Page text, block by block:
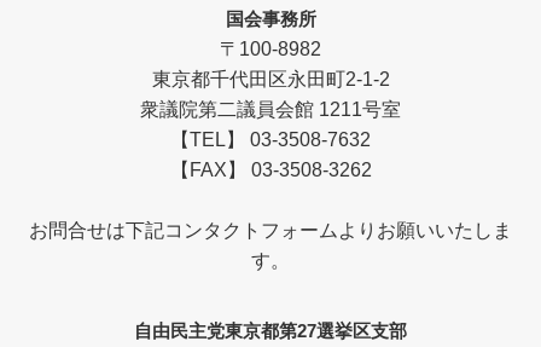
国会事務所
〒100-8982
東京都千代田区永田町2-1-2
衆議院第二議員会館 1211号室
【TEL】 03-3508-7632
【FAX】 03-3508-3262
お問合せは下記コンタクトフォームよりお願いいたしま
す。
自由民主党東京都第27選挙区支部